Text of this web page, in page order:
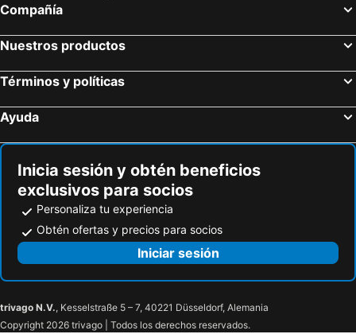
Compañía
Nuestros productos
Términos y políticas
Ayuda
Inicia sesión y obtén beneficios
exclusivos para socios
Personaliza tu experiencia
Obtén ofertas y precios para socios
Iniciar sesión
trivago N.V., Kesselstraße 5 – 7, 40221 Düsseldorf, Alemania
Copyright 2026 trivago | Todos los derechos reservados.